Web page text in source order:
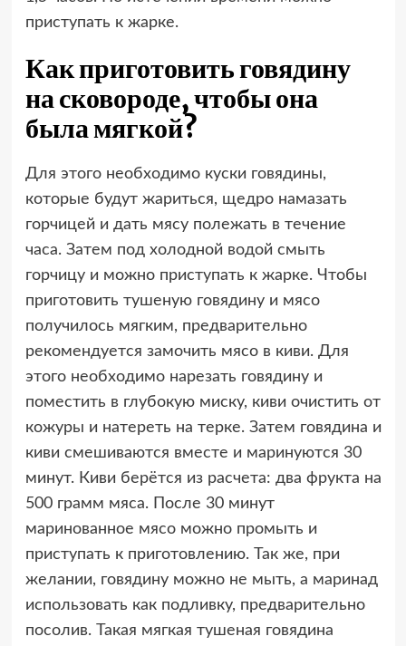
приступать к жарке.
Как приготовить говядину
на сковороде, чтобы она
была мягкой?
Для этого необходимо куски говядины,
которые будут жариться, щедро намазать
горчицей и дать мясу полежать в течение
часа. Затем под холодной водой смыть
горчицу и можно приступать к жарке. Чтобы
приготовить тушеную говядину и мясо
получилось мягким, предварительно
рекомендуется замочить мясо в киви. Для
этого необходимо нарезать говядину и
поместить в глубокую миску, киви очистить от
кожуры и натереть на терке. Затем говядина и
киви смешиваются вместе и маринуются 30
минут. Киви берётся из расчета: два фрукта на
500 грамм мяса. После 30 минут
маринованное мясо можно промыть и
приступать к приготовлению. Так же, при
желании, говядину можно не мыть, а маринад
использовать как подливку, предварительно
посолив. Такая мягкая тушеная говядина